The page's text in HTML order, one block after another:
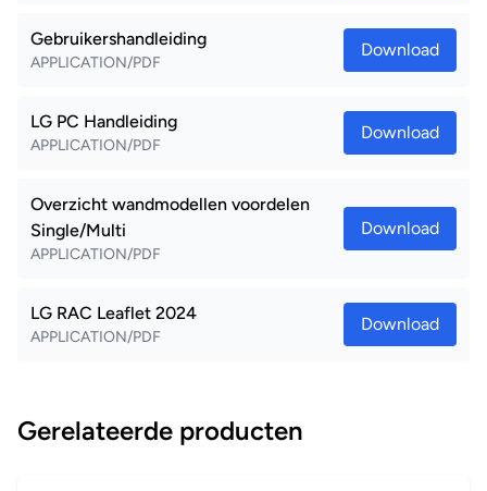
Gebruikershandleiding
APPLICATION/PDF
Download
LG PC Handleiding
APPLICATION/PDF
Download
Overzicht wandmodellen voordelen
Single/Multi
APPLICATION/PDF
Download
LG RAC Leaflet 2024
APPLICATION/PDF
Download
Gerelateerde producten